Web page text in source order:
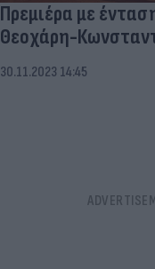
Πρεμιέρα με
Θεοχάρη-
30.11.2023 14:45